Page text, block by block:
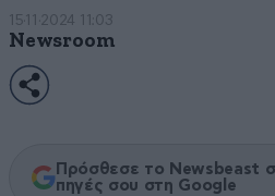
15·11·2024 11:03
Newsroom
Πρόσθεσε το Newsbeast
πηγές σου στη Google